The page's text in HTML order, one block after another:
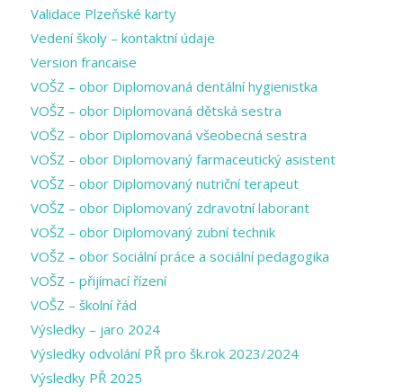
Validace Plzeňské karty
Vedení školy – kontaktní údaje
Version francaise
VOŠZ – obor Diplomovaná dentální hygienistka
VOŠZ – obor Diplomovaná dětská sestra
VOŠZ – obor Diplomovaná všeobecná sestra
VOŠZ – obor Diplomovaný farmaceutický asistent
VOŠZ – obor Diplomovaný nutriční terapeut
VOŠZ – obor Diplomovaný zdravotní laborant
VOŠZ – obor Diplomovaný zubní technik
VOŠZ – obor Sociální práce a sociální pedagogika
VOŠZ – přijímací řízení
VOŠZ – školní řád
Výsledky – jaro 2024
Výsledky odvolání PŘ pro šk.rok 2023/2024
Výsledky PŘ 2025